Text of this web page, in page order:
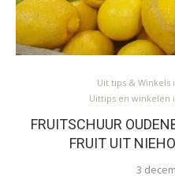
Uit tips & Winkels
Uittips en winkelen
FRUITSCHUUR
FRUIT UIT
3